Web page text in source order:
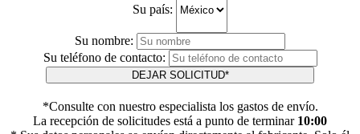
Su país:
Su nombre:
Su teléfono de contacto:
DEJAR SOLICITUD*
*Consulte con nuestro especialista los gastos de envío.
La recepción de solicitudes está a punto de terminar 10:00